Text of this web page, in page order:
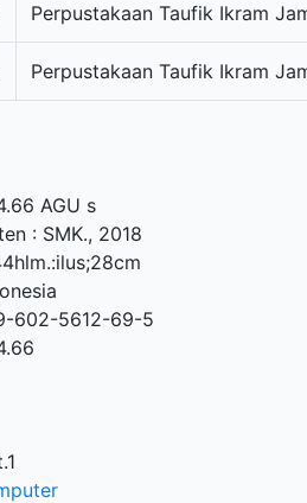
Perpustakaan Taufik Ikram
Perpustakaan Taufik Ikram
AGU s
: SMK., 2018
602-5612-69-5